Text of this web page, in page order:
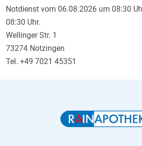
Notdienst vom 06.08.2026 um 08:30
08:30 Uhr.
Wellinger Str. 1
73274 Notzingen
Tel. +49 7021 45351